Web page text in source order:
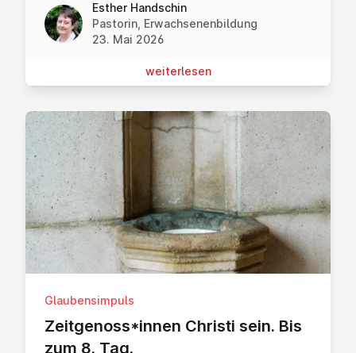
Esther Handschin
Pastorin, Erwachsenenbildung
23. Mai 2026
wei­ter­le­sen
Glaubensimpuls
Zeit­ge­noss*innen Christi sein. Bis
zum 8. Tag.